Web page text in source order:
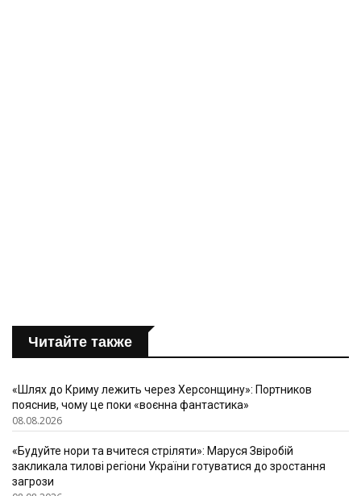
Читайте также
«Шлях до Криму лежить через Херсонщину»: Портников
пояснив, чому це поки «воєнна фантастика»
08.08.2026
«Будуйте нори та вчитеся стріляти»: Маруся Звіробій
закликала тилові регіони України готуватися до зростання
загрози